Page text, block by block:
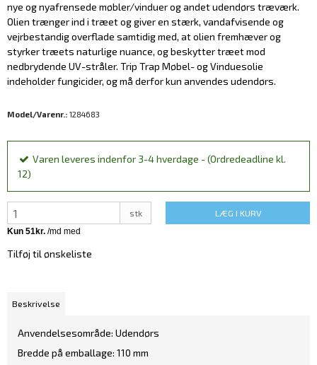
nye og nyafrensede møbler/vinduer og andet udendørs træværk.
Olien trænger ind i træet og giver en stærk, vandafvisende og
vejrbestandig overflade samtidig med, at olien fremhæver og
styrker træets naturlige nuance, og beskytter træet mod
nedbrydende UV-stråler. Trip Trap Møbel- og Vinduesolie
indeholder fungicider, og må derfor kun anvendes udendørs.
Model/Varenr.: 1284683
Varen leveres indenfor 3-4 hverdage - (Ordredeadline kl.
12)
stk LÆG I KURV
Tilføj til ønskeliste
Beskrivelse
Anvendelsesområde: Udendørs
Bredde på emballage: 110 mm